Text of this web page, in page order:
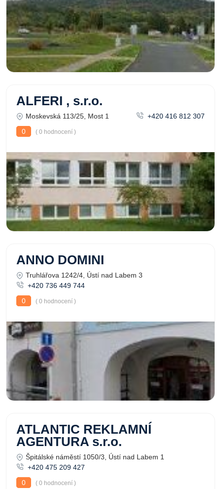
ALFERI , s.r.o.
Moskevská 113/25, Most 1
+420 416 812 307
0
( 0 hodnocení )
ANNO DOMINI
Truhlářova 1242/4, Ústí nad Labem 3
+420 736 449 744
0
( 0 hodnocení )
ATLANTIC REKLAMNÍ
AGENTURA s.r.o.
Špitálské náměstí 1050/3, Ústí nad Labem 1
+420 475 209 427
0
( 0 hodnocení )